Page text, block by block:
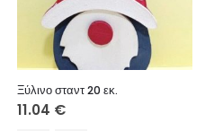
Ξύλινο σταντ 20 εκ.
11.04 €